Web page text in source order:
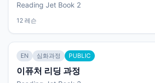
Reading Jet Book 2
12 레슨
EN 심화과정 PUBLIC
이퓨처 리딩 과정